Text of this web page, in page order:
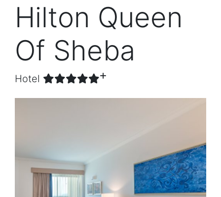
Hilton Queen
Of Sheba
Hotel